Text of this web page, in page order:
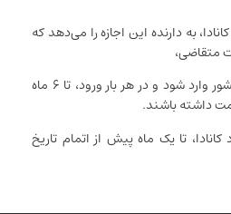
به دارنده این اجازه را می‌دهد که
متقاضی،
به صورت نامحدود به این کشور وارد شود و در هر بار ورود، تا ۶ ماه
داشته باشند.
تا یک ماه پیش از اتمام تاریخ